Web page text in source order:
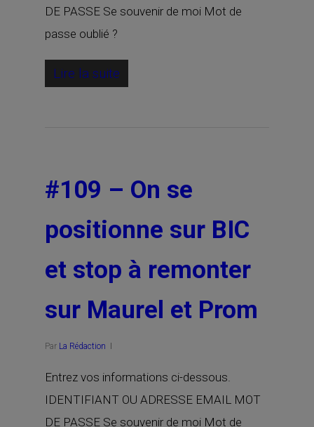
DE PASSE Se souvenir de moi Mot de
passe oublié ?
Lire la suite
#109 – On se
positionne sur BIC
et stop à remonter
sur Maurel et Prom
Par La Rédaction
Entrez vos informations ci-dessous.
IDENTIFIANT OU ADRESSE EMAIL MOT
DE PASSE Se souvenir de moi Mot de